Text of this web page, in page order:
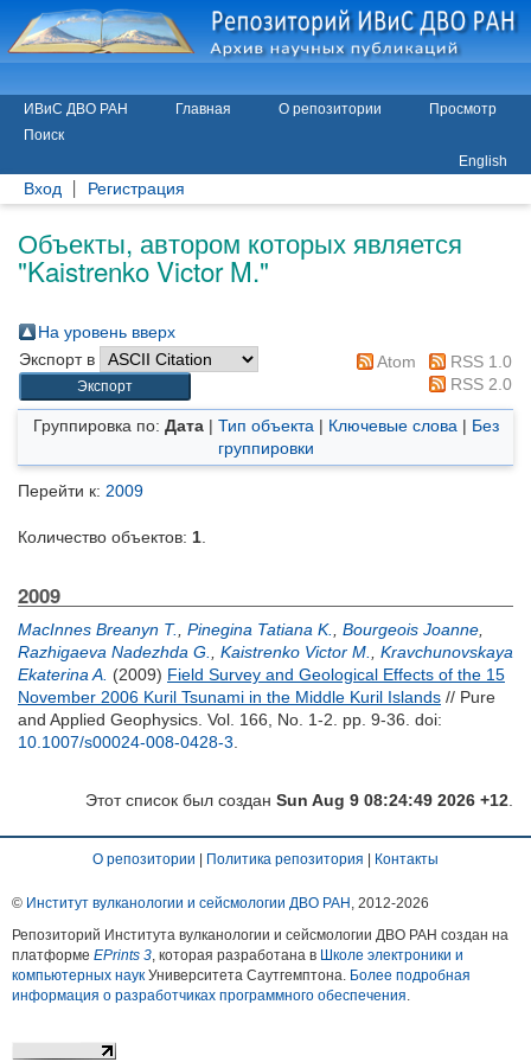
ИВиС ДВО РАН Главная О репозитории
Просмотр
Поиск
English
Вход Регистрация
Объекты, автором которых является
"Kaistrenko Victor M."
На уровень вверх
Экспорт в
Atom
RSS 1.0
RSS 2.0
Группировка по: Дата| Тип объекта | Ключевые слова | Без
группировки
Перейти к: 2009
Количество объектов: 1
2009
MacInnes Breanyn T. Pinegina Tatiana K. Bourgeois Joanne
Razhigaeva Nadezhda G.
Kaistrenko Victor M.
Kravchunovskaya
Ekaterina A. (2009) Field Survey and Geological Effects of the 15
November 2006 Kuril Tsunami in the Middle Kuril Islands // Pure
and Applied Geophysics. Vol. 166, No. 1-2. pp. 9-36. doi:
10.1007/s00024-008-0428-3
Этот список был создан Sun Aug 9 08:24:49 2026 +12
О репозитории Политика репозитория Контакты
© Институт вулканологии и сейсмологии ДВО РАН , 2012-2026
Репозиторий Института вулканологии и сейсмологии ДВО РАН создан на
платформе EPrints 3, которая разработана в Школе электроники и
компьютерных наук Университета Саутгемптона. Более подробная
информация о разработчиках программного обеспечения.